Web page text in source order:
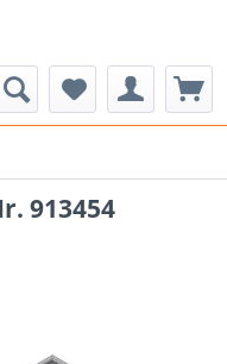
913454